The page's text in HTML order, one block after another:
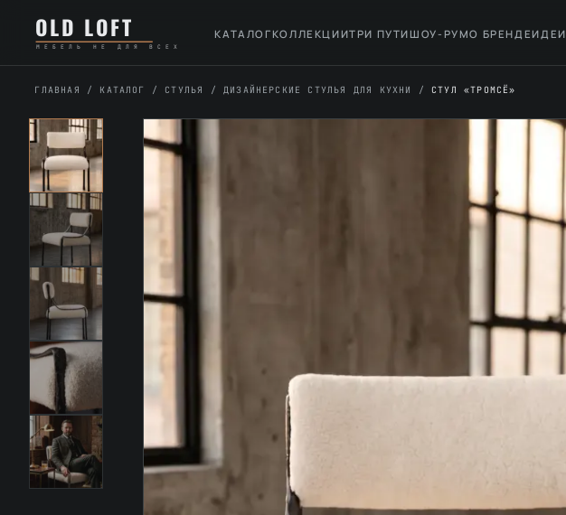
содержимому
содержимому
OLD LOFT
МЕБЕЛЬ НЕ ДЛЯ ВСЕХ
КАТАЛОГКОЛЛЕКЦИИТРИ ПУТИШОУ-РУМО БРЕНДЕИДЕИ
ГЛАВНАЯ / КАТАЛОГ / СТУЛЬЯ / ДИЗАЙНЕРСКИЕ СТУЛЬЯ ДЛЯ КУХНИ /СТУЛ «ТРОМСЁ»